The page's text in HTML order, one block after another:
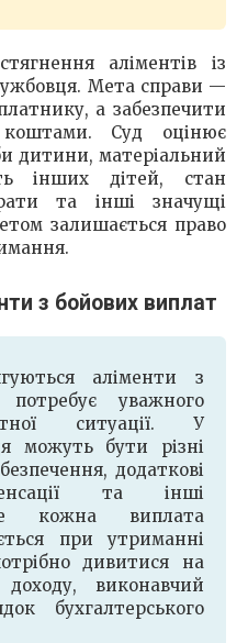
аліментів із
Мета справи —
а забезпечити
Суд оцінює
дитини, матеріальний
інших дітей, стан
та інші значущі
залишається право
з бойових виплат
аліменти з
уважного
ситуації. У
можуть бути різні
додаткові
та інші
кожна виплата
при утриманні
дивитися на
виконавчий
бухгалтерського